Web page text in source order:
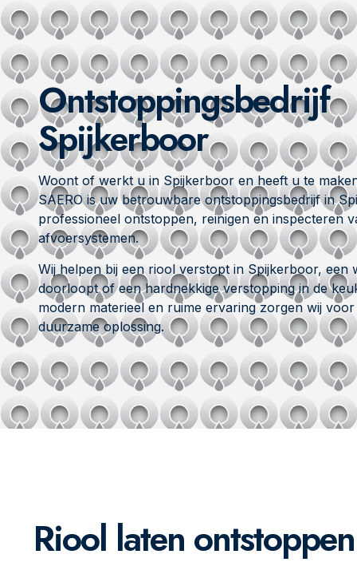
Ontstoppingsbedrijf
Spijkerboor
Woont of werkt u in Spijkerboor en heeft u te
SAERO is uw betrouwbare ontstoppingsbedrijf in
professioneel ontstoppen, reinigen en inspecteren
afvoersystemen.
Wij helpen bij een riool verstopt in Spijkerboor, een
doorloopt of een hardnekkige verstopping in de
modern materieel en ruime ervaring zorgen wij
duurzame oplossing.
Riool laten